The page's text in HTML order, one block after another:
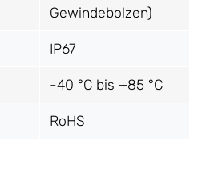
Gewindebolzen)
IP67
-40 °C bis +85 °C
RoHS